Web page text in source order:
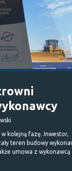
kolejną fazę. Inwestor,
teren budowy
umowa z wykonawcą